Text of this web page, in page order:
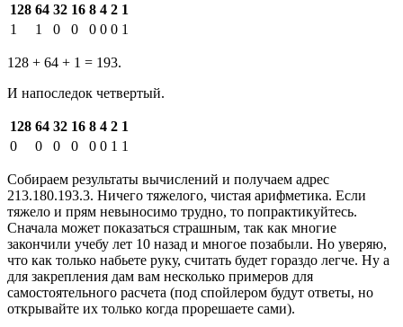
128 64 32 16 8 4 2 1
1
1 0 0 0 0 0 1
128 + 64 + 1 = 193.
И напоследок четвертый.
128 64 32 16 8 4 2 1
0
0 0 0 0 0 1 1
Собираем результаты вычислений и получаем адрес
213.180.193.3. Ничего тяжелого, чистая арифметика. Если
тяжело и прям невыносимо трудно, то попрактикуйтесь.
Сначала может показаться страшным, так как многие
закончили учебу лет 10 назад и многое позабыли. Но уверяю,
что как только набьете руку, считать будет гораздо легче. Ну а
для закрепления дам вам несколько примеров для
самостоятельного расчета (под спойлером будут ответы, но
открывайте их только когда прорешаете сами).